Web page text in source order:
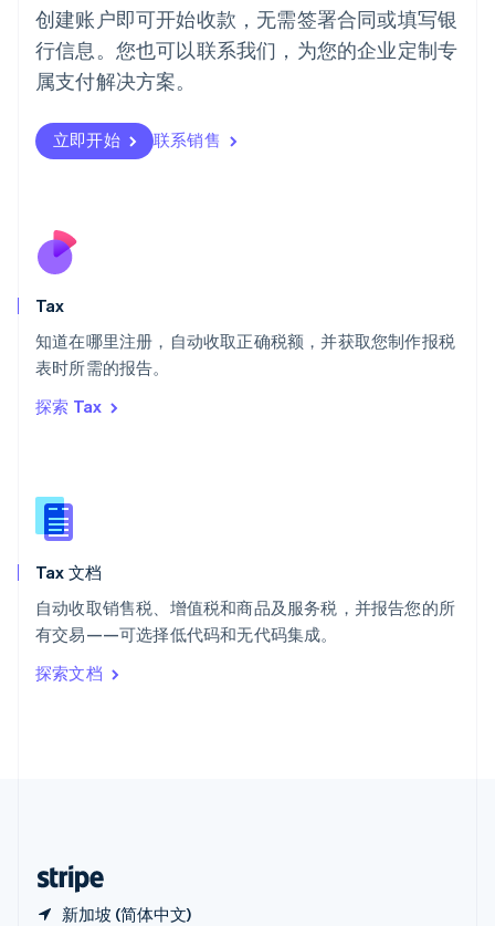
创建账户即可开始收款，无需签署合同或填写银
行信息。您也可以联系我们，为您的企业定制专
属支付解决方案。
立即开始 联系销售
Tax
知道在哪里注册，自动收取正确税额，并获取您制作报税
表时所需的报告。
探索 Tax
Tax 文档
自动收取销售税、增值税和商品及服务税，并报告您的所
有交易——可选择低代码和无代码集成。
探索文档
新加坡 (简体中文)
English
葡萄牙
PortuguêsEnglish
日本
瑞典
Svenska English
瑞士
English
斯洛伐克
泰国
ไทยEnglish
English
English
新西兰
匈牙利
意大利
ItalianoEnglish
印度
English